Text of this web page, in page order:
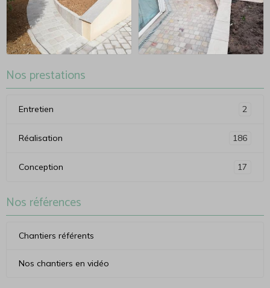
Nos prestations
Entretien 2
Réalisation 186
Conception 17
Nos références
Chantiers référents
Nos chantiers en vidéo